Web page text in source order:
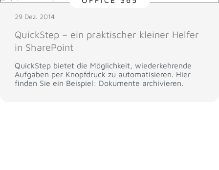
29 Dez. 2014
QuickStep – ein praktischer kleiner Helfer
in SharePoint
QuickStep bietet die Möglichkeit, wiederkehrende
Aufgaben per Knopfdruck zu automatisieren. Hier
finden Sie ein Beispiel: Dokumente archivieren.